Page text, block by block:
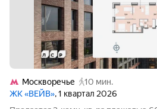
Москворечье
10 мин.
ЖК «ВЕЙВ», 1 квартал 2026